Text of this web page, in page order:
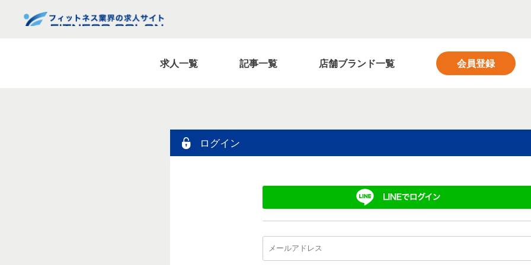
求人一覧 記事一覧 店舗ブランド一覧 会員登録
ログイン